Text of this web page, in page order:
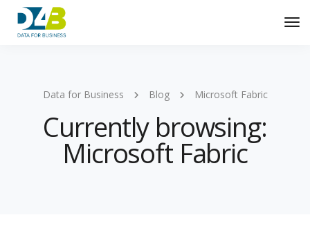
Data for Business Blog Microsoft Fabric
Currently browsing:
Microsoft Fabric